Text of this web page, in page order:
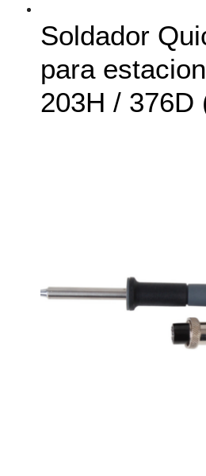
Soldador
para
203H / 376D